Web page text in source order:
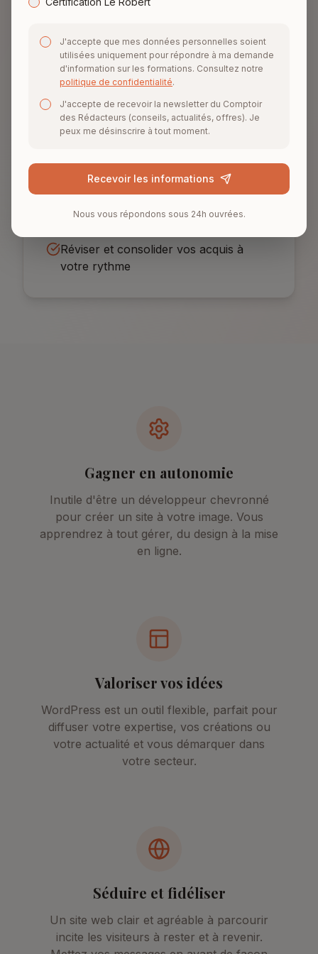
J'accepte que mes données personnelles soient
utilisées uniquement pour répondre à ma demande
d'information sur les formations. Consultez notre
politique de confidentialité.
J'accepte de recevoir la newsletter du Comptoir
des Rédacteurs (conseils, actualités, offres). Je
peux me désinscrire à tout moment.
Recevoir les informations
Nous vous répondons sous 24h ouvrées.
Résoudre vos blocages techniques
instantanément
Comprendre les fonctionnalités de
WordPress en profondeur
pour votre projet
heures de formation
Réviser et consolider vos acquis à
votre rythme
Gagner en autonomie
Inutile d'être un développeur chevronné
pour créer un site à votre image. Vous
apprendrez à tout gérer, du design à la mise
en ligne.
Valoriser vos idées
WordPress est un outil flexible, parfait pour
diffuser votre expertise, vos créations ou
votre actualité et vous démarquer dans
votre secteur.
Séduire et fidéliser
Un site web clair et agréable à parcourir
incite les visiteurs à rester et à revenir.